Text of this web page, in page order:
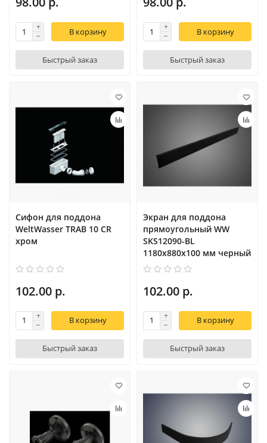
В корзину
Быстрый заказ
В корзину
Быстрый заказ
Сифон для поддона
WeltWasser TRAB 10 CR
хром
102.00 р.
В корзину
Быстрый заказ
Экран для поддона
прямоугольный WW
SKS12090-BL
1180х880х100 мм черный
102.00 р.
В корзину
Быстрый заказ